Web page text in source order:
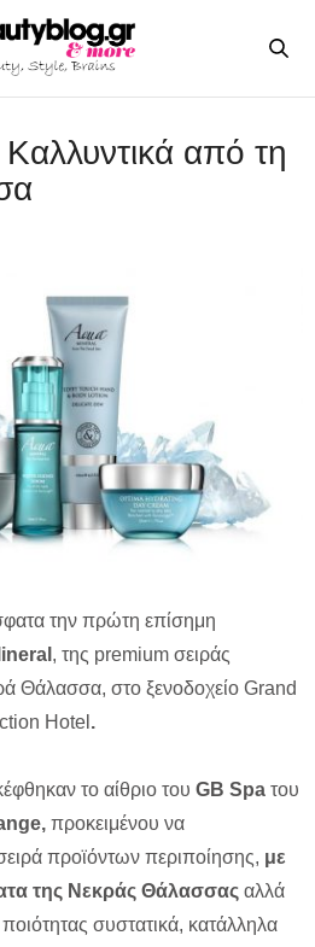
από τη
την πρώτη επίσημη
, της premium σειράς
Θάλασσα, στο ξενοδοχείο Grand
Hotel .
το αίθριο του GB Spa του
προκειμένου να
προϊόντων περιποίησης, με
της Νεκράς Θάλασσας αλλά
συστατικά, κατάλληλα